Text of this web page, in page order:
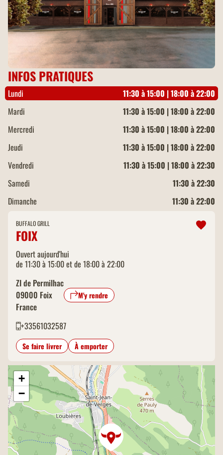
INFOS PRATIQUES
Lundi
11:30 à 15:00 | 18:00 à 22:00
Mardi
11:30 à 15:00 | 18:00 à 22:00
Mercredi
11:30 à 15:00 | 18:00 à 22:00
Jeudi
11:30 à 15:00 | 18:00 à 22:00
Vendredi
11:30 à 15:00 | 18:00 à 22:30
Samedi
11:30 à 22:30
Dimanche
11:30 à 22:00
BUFFALO GRILL
FOIX
Ouvert aujourd'hui
de 11:30 à 15:00 et de 18:00 à 22:00
ZI de Permilhac
09000 Foix
France
M'y rendre
+33561032587
Se faire livrer À emporter
+
−